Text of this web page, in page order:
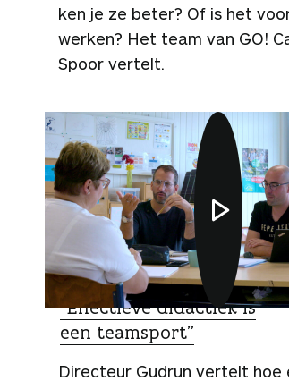
ken je ze beter? Of is het
werken? Het team van GO!
Spoor vertelt.
VIDEO
“Effectieve didactiek is
een teamsport”
Directeur Gudrun vertelt hoe